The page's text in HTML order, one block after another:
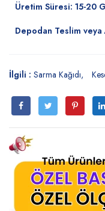
Üretim Süresi: 15-20
Depodan Teslim
İlgili : Sarma Kağıdı